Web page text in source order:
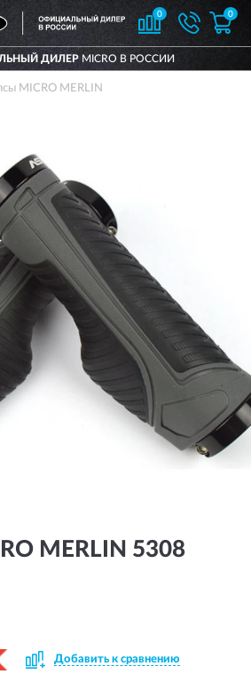
0 0
ДИЛЕР MICRO В РОССИИ
MICRO MERLIN
MERLIN 5308
Добавить к сравнению